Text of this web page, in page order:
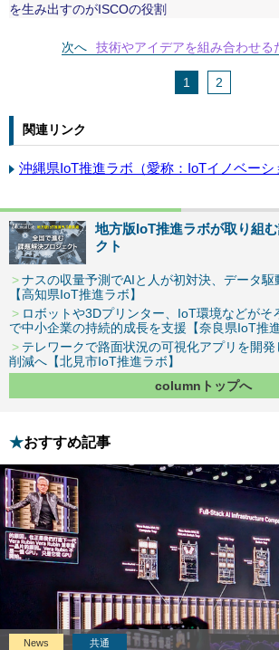
を生み出すのがISCOの役割
次へ 技術やアイデアを組み合わせる
1 2
関連リンク
沖縄県IoT推進ラボ（愛称：IoTイノベーシ
地方版IoT推進ラボが取り組
クト
ナスの収量予測でAIと人が初対決、データ駆
【高知県IoT推進ラボ】
ロボットや3Dプリンター、IoT環境などがそ
で中小企業の持続的成長を支援【奈良県IoT推進
テレワークで路面状況の可視化アプリを開発
削減へ【北見市IoT推進ラボ】
columnトップへ
おすすめ記事
News 共通